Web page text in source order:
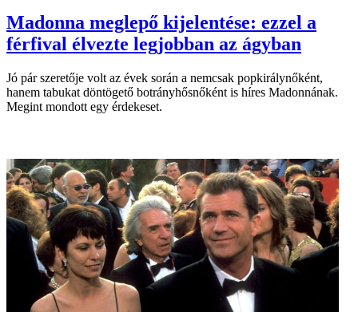
Madonna meglepő kijelentése: ezzel a
férfival élvezte legjobban az ágyban
Jó pár szeretője volt az évek során a nemcsak popkirálynőként,
hanem tabukat döntögető botrányhősnőként is híres Madonnának.
Megint mondott egy érdekeset.